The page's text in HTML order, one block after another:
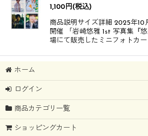
1,100 円(税込)
商品説明サイズ詳細 2025年10
開催 「岩崎悠雅 1st 写真集『
場にて販売したミニフォトカ
ホーム
ログイン
商品カテゴリ一覧
ショッピングカート